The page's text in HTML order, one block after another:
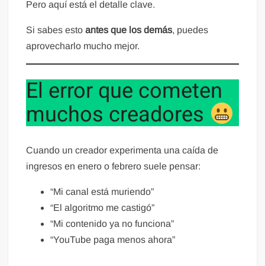
Pero aquí está el detalle clave.
Si sabes estoantes que los demás, puedes
aprovecharlo mucho mejor.
El error que cometen
muchos creadores
Cuando un creador experimenta una caída de
ingresos en enero o febrero suele pensar:
“Mi canal está muriendo”
“El algoritmo me castigó”
“Mi contenido ya no funciona”
“YouTube paga menos ahora”